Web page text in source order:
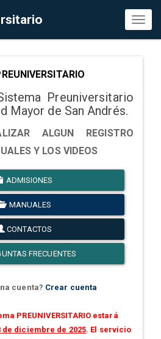
Preuniversitario
Mayor de San Andrés.
ALGUN REGISTRO
Y LOS VIDEOS
ADMISIONES
MANUALES
CONTACTOS
FRECUENTES
cuenta? Crear cuenta
PREUNIVERSITARIO estará
de diciembre de 2025. El servicio